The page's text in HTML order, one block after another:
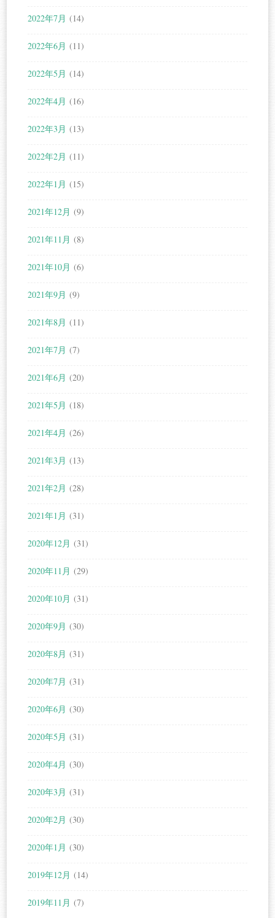
2022年7月 (14)
2022年6月 (11)
2022年5月 (14)
2022年4月 (16)
2022年3月 (13)
2022年2月 (11)
2022年1月 (15)
2021年12月 (9)
2021年11月 (8)
2021年10月 (6)
2021年9月 (9)
2021年8月 (11)
2021年7月 (7)
2021年6月 (20)
2021年5月 (18)
2021年4月 (26)
2021年3月 (13)
2021年2月 (28)
2021年1月 (31)
2020年12月 (31)
2020年11月 (29)
2020年10月 (31)
2020年9月 (30)
2020年8月 (31)
2020年7月 (31)
2020年6月 (30)
2020年5月 (31)
2020年4月 (30)
2020年3月 (31)
2020年2月 (30)
2020年1月 (30)
2019年12月 (14)
2019年11月 (7)